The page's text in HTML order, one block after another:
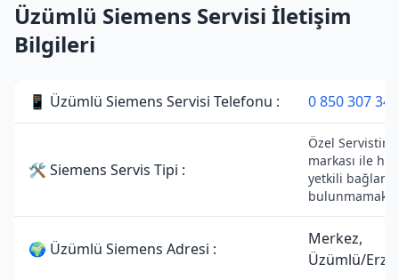
Üzümlü Siemens Servisi İletişim
Bilgileri
📱 Üzümlü Siemens Servisi Telefonu : 0 850 307 34
🛠 Siemens Servis Tipi :
Özel Servistir.
markası ile
yetkili
🌍 Üzümlü Siemens Adresi :
Merkez,
Üzümlü/